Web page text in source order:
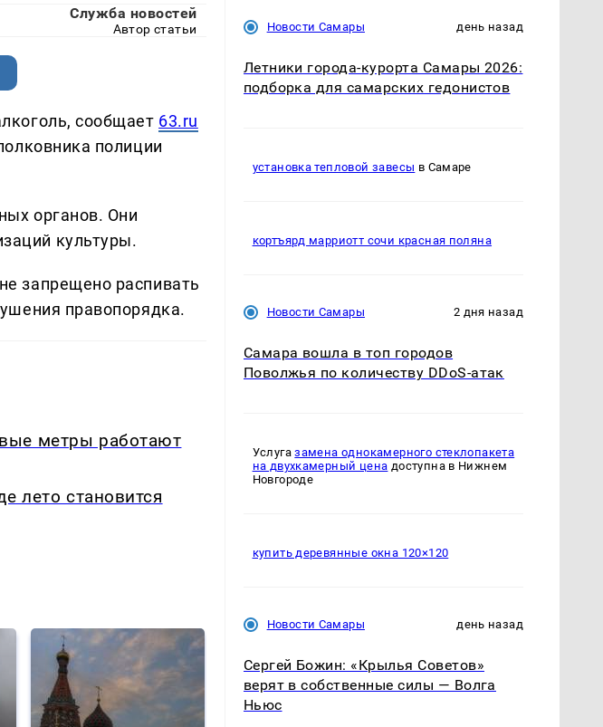
Служба новостей
Автор статьи
сообщает 63.ru
полиции
органов. Они
культуры.
запрещено распивать
правопорядка.
метры работают
лето становится
Новости Самары день назад
Летники города-курорта Самары 2026:
подборка для самарских гедонистов
установка тепловой завесы в Самаре
кортъярд марриотт сочи красная поляна
Новости Самары 2 дня назад
Самара вошла в топ городов
Поволжья по количеству DDoS-атак
Услугазамена однокамерного стеклопакета
на двухкамерный цена доступна в Нижнем
Новгороде
купить деревянные окна 120×120
Новости Самары день назад
Сергей Божин: «Крылья Советов»
верят в собственные силы — Волга
Ньюс